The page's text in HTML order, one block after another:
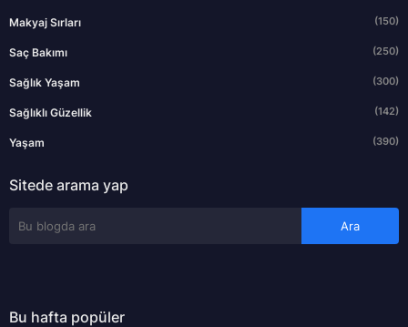
Makyaj Sırları (150)
Saç Bakımı (250)
Sağlık Yaşam (300)
Sağlıklı Güzellik (142)
Yaşam (390)
Sitede arama yap
Bu hafta popüler